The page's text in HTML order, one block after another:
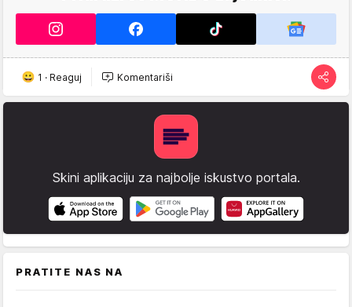
1 · Reaguj Komentariši
Skini aplikaciju za najbolje iskustvo portala.
PRATITE NAS NA